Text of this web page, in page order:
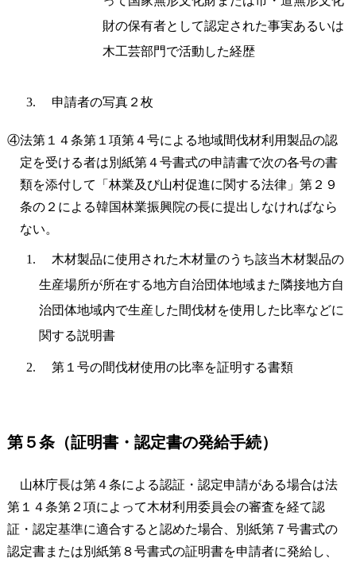
財の保有者として認定された事実あるいは
木工芸部門で活動した経歴
申請者の写真２枚
④法第１４条第１項第４号による地域間伐材利用製品の認
定を受ける者は別紙第４号書式の申請書で次の各号の書
類を添付して「林業及び山村促進に関する法律」第２９
条の２による韓国林業振興院の長に提出しなければなら
ない。
木材製品に使用された木材量のうち該当木材製品の
生産場所が所在する地方自治団体地域また隣接地方自
治団体地域内で生産した間伐材を使用した比率などに
関する説明書
第１号の間伐材使用の比率を証明する書類
第５条（証明書・認定書の発給手続）
山林庁長は第４条による認証・認定申請がある場合は法
第１４条第２項によって木材利用委員会の審査を経て認
証・認定基準に適合すると認めた場合、別紙第７号書式の
認定書または別紙第８号書式の証明書を申請者に発給し、